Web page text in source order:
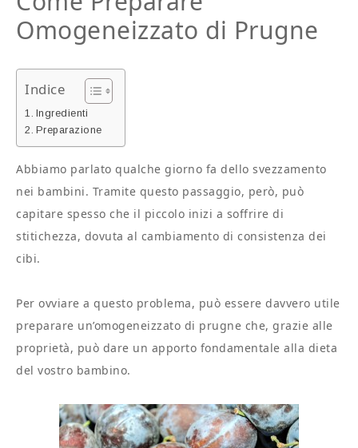
Omogeneizzato di Prugne
Indice
Ingredienti
Preparazione
Abbiamo parlato qualche giorno fa dello svezzamento
nei bambini. Tramite questo passaggio, però, può
capitare spesso che il piccolo inizi a soffrire di
stitichezza, dovuta al cambiamento di consistenza dei
cibi.
Per ovviare a questo problema, può essere davvero utile
preparare un’omogeneizzato di prugne che, grazie alle
proprietà, può dare un apporto fondamentale alla dieta
del vostro bambino.